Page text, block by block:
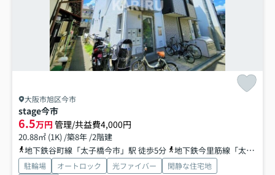
大阪市旭区今市
stage今市
6.5万円 管理/共益費4,000円
20.88㎡ (1K) /築8年 /2階建
地下鉄谷町線「太子橋今市」駅 徒歩5分
地下鉄今里筋線「太子橋今市」駅 徒歩5分
駐輪場 オートロック 光ファイバー
閑静な住宅地